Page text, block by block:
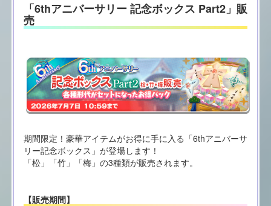
「6thアニバーサリー 記念ボックス Part2」販
売
期間限定！豪華アイテムがお得に手に入る「6thアニバーサ
リー記念ボックス」が登場します！
「松」「竹」「梅」の3種類が販売されます。
【販売期間】